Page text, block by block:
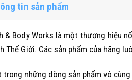
tin sản phẩm
& Body Works là một thương hiệu
Thế Giới. Các sản phẩm của hãng
trong những dòng sản phẩm vô